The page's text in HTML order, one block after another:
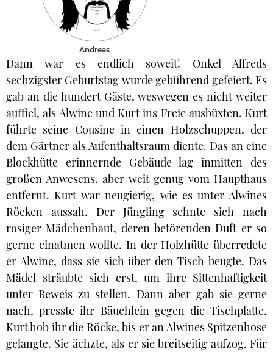
Andreas
Dann war es endlich soweit! Onkel Alfreds
sechzigster Geburtstag wurde gebührend gefeiert. Es
gab an die hundert Gäste, weswegen es nicht weiter
auffiel, als Alwine und Kurt ins Freie ausbüxten. Kurt
führte seine Cousine in einen Holzschuppen, der
dem Gärtner als Aufenthaltsraum diente. Das an eine
Blockhütte erinnernde Gebäude lag inmitten des
großen Anwesens, aber weit genug vom Haupthaus
entfernt. Kurt war neugierig, wie es unter Alwines
Röcken aussah. Der Jüngling sehnte sich nach
rosiger Mädchenhaut, deren betörenden Duft er so
gerne einatmen wollte. In der Holzhütte überredete
er Alwine, dass sie sich über den Tisch beugte. Das
Mädel sträubte sich erst, um ihre Sittenhaftigkeit
unter Beweis zu stellen. Dann aber gab sie gerne
nach, presste ihr Bäuchlein gegen die Tischplatte.
Kurt hob ihr die Röcke, bis er an Alwines Spitzenhose
gelangte. Sie ächzte, als er sie breitseitig aufzog. Für